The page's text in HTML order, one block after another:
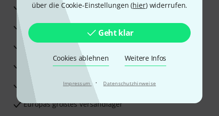
über die Cookie-Einstellungen (hier) widerrufen.
Geht klar
Cookies ablehnen Weitere Infos
Impressum · Datenschutzhinweise
3 Jahre Thomann Garantie
30 Tage Money-Back-Garantie
Reparaturservice
Beratung durch Fachexperten
Zufriedenheitsgarantie
Europas größtes Versandlager